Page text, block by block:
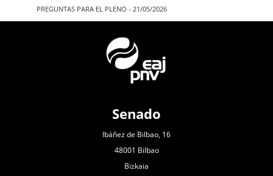
PREGUNTAS PARA EL PLENO - 21/05/2026
Senado
Ibáñez de Bilbao, 16
48001 Bilbao
Bizkaia